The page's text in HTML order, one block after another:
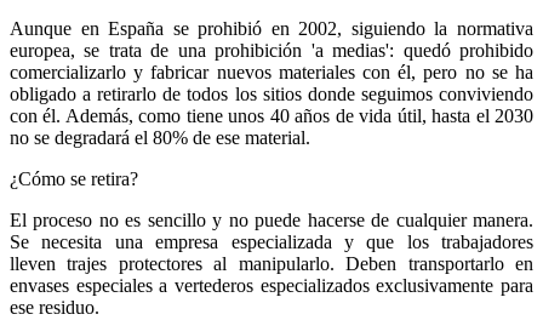
Aunque en España se prohibió en 2002, siguiendo la normativa
europea, se trata de una prohibición 'a medias': quedó prohibido
comercializarlo y fabricar nuevos materiales con él, pero no se ha
obligado a retirarlo de todos los sitios donde seguimos conviviendo
con él. Además, como tiene unos 40 años de vida útil, hasta el 2030
no se degradará el 80% de ese material.
¿Cómo se retira?
El proceso no es sencillo y no puede hacerse de cualquier manera.
Se necesita una empresa especializada y que los trabajadores
lleven trajes protectores al manipularlo. Deben transportarlo en
envases especiales a vertederos especializados exclusivamente para
ese residuo.